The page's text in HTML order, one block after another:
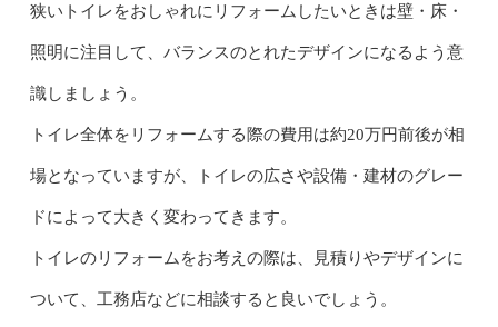
狭いトイレをおしゃれにリフォームしたいときは壁・床・
照明に注目して、バランスのとれたデザインになるよう意
識しましょう。
トイレ全体をリフォームする際の費用は約20万円前後が相
場となっていますが、トイレの広さや設備・建材のグレー
ドによって大きく変わってきます。
トイレのリフォームをお考えの際は、見積りやデザインに
ついて、工務店などに相談すると良いでしょう。